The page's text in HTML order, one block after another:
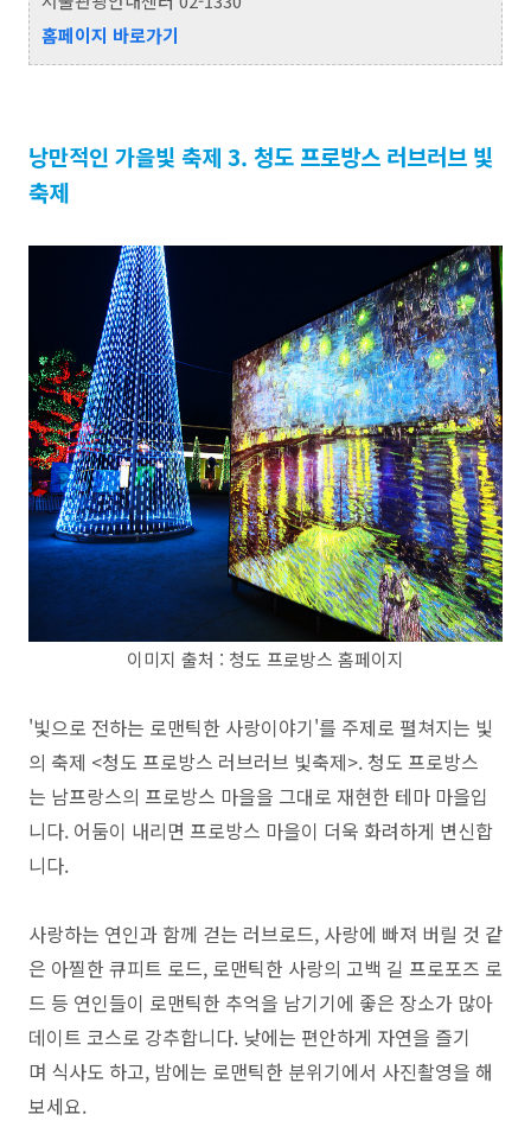
홈페이지 바로가기
낭만적인 가을빛 축제 3. 청도 프로방스 러브러브 빛
축제
이미지 출처 : 청도 프로방스 홈페이지
'빛으로 전하는 로맨틱한 사랑이야기'를 주제로 펼쳐지는 빛
의 축제 <청도 프로방스 러브러브 빛축제>. 청도 프로방스
는 남프랑스의 프로방스 마을을 그대로 재현한 테마 마을입
니다. 어둠이 내리면 프로방스 마을이 더욱 화려하게 변신합
니다.
사랑하는 연인과 함께 걷는 러브로드, 사랑에 빠져 버릴 것 같
은 아찔한 큐피트 로드, 로맨틱한 사랑의 고백 길 프로포즈 로
드 등 연인들이 로맨틱한 추억을 남기기에 좋은 장소가 많아
데이트 코스로 강추합니다. 낮에는 편안하게 자연을 즐기
며 식사도 하고, 밤에는 로맨틱한 분위기에서 사진촬영을 해
보세요.